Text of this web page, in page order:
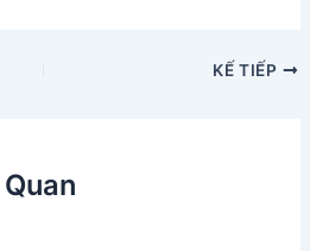
KẾ TIẾP